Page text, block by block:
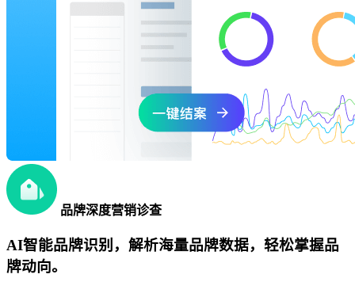
品牌深度营销诊查
AI智能品牌识别，解析海量品牌数据，轻松掌握品
牌动向。